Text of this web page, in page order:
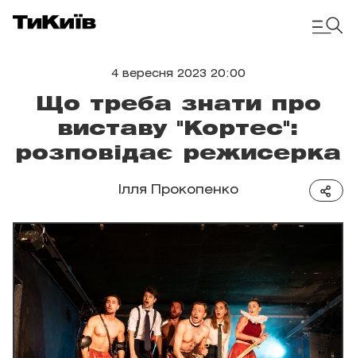
4 вересня 2023 20:00
Що треба знати про
виставу "Кортес":
розповідає режисерка
Ілля Прокопенко